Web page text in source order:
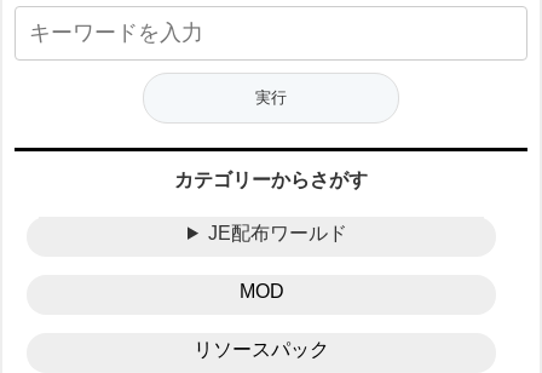
カテゴリーからさがす
JE配布ワールド
MOD
リソースパック